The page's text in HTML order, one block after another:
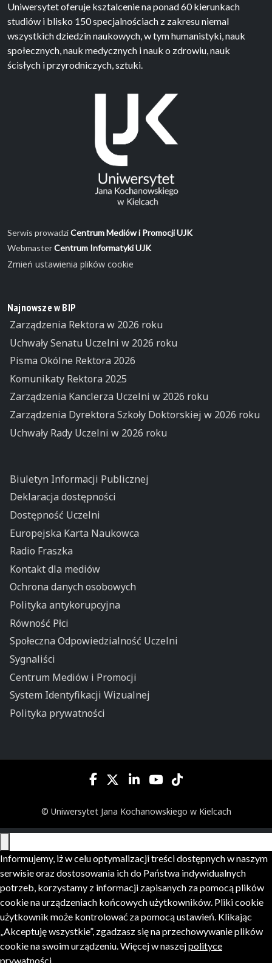
Uniwersytet oferuje ksztalcenie na ponad 60 kierunkach
studiów i blisko 150 specjalnościach z zakresu niemal
wszystkich dziedzin naukowych, w tym humanistyki, nauk
społecznych, nauk medycznych i nauk o zdrowiu, nauk
ścisłych i przyrodniczych, sztuki.
Serwis prowadziCentrum Mediów i Promocji UJK
WebmasterCentrum Informatyki UJK
Zmień ustawienia plików cookie
Najnowsze w BIP
Zarządzenia Rektora w 2026 roku
Uchwały Senatu Uczelni w 2026 roku
Pisma Okólne Rektora 2026
Komunikaty Rektora 2025
Zarządzenia Kanclerza Uczelni w 2026 roku
Zarządzenia Dyrektora Szkoły Doktorskiej w 2026 roku
Uchwały Rady Uczelni w 2026 roku
Biuletyn Informacji Publicznej
Deklaracja dostępności
Dostępność Uczelni
Europejska Karta Naukowca
Radio Fraszka
Kontakt dla mediów
Ochrona danych osobowych
Polityka antykorupcyjna
Równość Płci
Społeczna Odpowiedzialność Uczelni
Sygnaliści
Centrum Mediów i Promocji
System Identyfikacji Wizualnej
Polityka prywatności
© Uniwersytet Jana Kochanowskiego w Kielcach
Informujemy, iż w celu optymalizacji treści dostępnych w naszym
serwisie oraz dostosowania ich do Państwa indywidualnych
potrzeb, korzystamy z informacji zapisanych za pomocą plików
cookie na urządzeniach końcowych użytkowników. Pliki cookie
użytkownik może kontrolować za pomocą ustawień. Klikając
„Akceptuję wszystkie”, zgadzasz się na przechowywanie plików
cookie na swoim urządzeniu. Więcej w naszejpolityce
prywatności